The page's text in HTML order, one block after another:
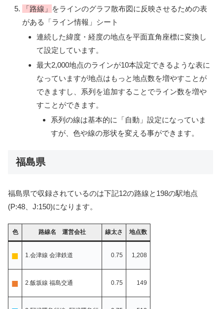
「路線」
をラインのグラフ散布図に反映させるための表
がある「ライン情報」シート
連続した緯度・経度の地点を平面直角座標に変換し
て設定しています。
最大2,000地点のラインが10本設定できるような表に
なっていますが地点はもっと地点数を増やすことが
できますし、系列を追加することでライン数を増や
すことができます。
系列の線は基本的に「自動」設定になっていま
すが、色や線の形状を変える事ができます。
福島県
福島県で収録されているのは下記12の路線と198の駅地点
(P:48、J:150)になります。
色 路線名 運営会社 線太さ 地点数
■ 1.会津線 会津鉄道 0.75 1,208
■ 2.飯坂線 福島交通 0.75 149